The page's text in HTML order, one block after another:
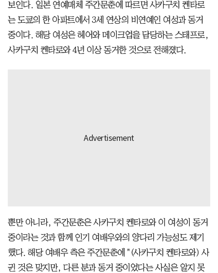
보인다. 일본 연예매체 주간문춘에 따르면 사카구치 켄타로
는 도쿄의 한 아파트에서 3세 연상의 비연예인 여성과 동거
중이다. 해당 여성은 헤어와 메이크업을 담당하는 스태프로,
사카구치 켄타로와 4년 이상 동거한 것으로 전해졌다.
뿐만 아니라, 주간문춘은 사카구치 켄타로와 이 여성이 동거
중이라는 것과 함께 인기 여배우와의 양다리 가능성도 제기
했다. 해당 여배우 측은 주간문춘에 "(사카구치 켄타로와) 사
귄 것은 맞지만, 다른 분과 동거 중이었다는 사실은 알지 못